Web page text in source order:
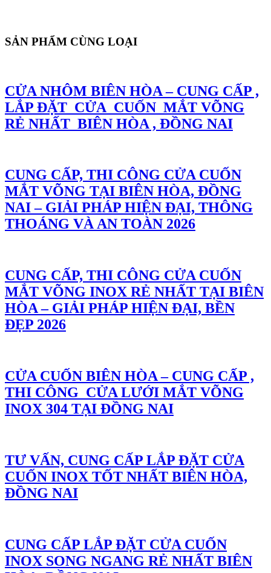
SẢN PHẨM CÙNG LOẠI
CỬA NHÔM BIÊN HÒA – CUNG CẤP ,
LẮP ĐẶT CỬA CUỐN MẮT VÕNG
RẺ NHẤT BIÊN HÒA , ĐỒNG NAI
CUNG CẤP, THI CÔNG CỬA CUỐN
MẮT VÕNG TẠI BIÊN HÒA, ĐỒNG
NAI – GIẢI PHÁP HIỆN ĐẠI, THÔNG
THOÁNG VÀ AN TOÀN 2026
CUNG CẤP, THI CÔNG CỬA CUỐN
MẮT VÕNG INOX RẺ NHẤT TẠI BIÊN
HÒA – GIẢI PHÁP HIỆN ĐẠI, BỀN
ĐẸP 2026
CỬA CUỐN BIÊN HÒA – CUNG CẤP ,
THI CÔNG CỬA LƯỚI MẮT VÕNG
INOX 304 TẠI ĐỒNG NAI
TƯ VẤN, CUNG CẤP LẮP ĐẶT CỬA
CUỐN INOX TỐT NHẤT BIÊN HÒA,
ĐỒNG NAI
CUNG CẤP LẮP ĐẶT CỬA CUỐN
INOX SONG NGANG RẺ NHẤT BIÊN